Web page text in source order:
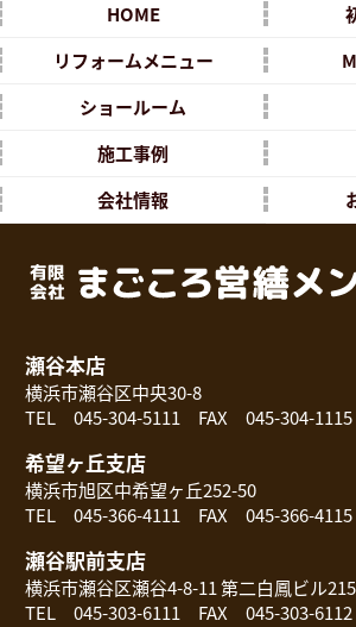
HOME
リフォームメニュー
ショールーム
施工事例
会社情報
瀬谷本店
横浜市瀬谷区中央30-8
TEL 045-304-5111 FAX 045-304-1115
希望ヶ丘支店
横浜市旭区中希望ヶ丘252-50
TEL 045-366-4111 FAX 045-366-4115
瀬谷駅前支店
横浜市瀬谷区瀬谷4-8-11 第二白鳳ビル
TEL 045-303-6111 FAX 045-303-6112